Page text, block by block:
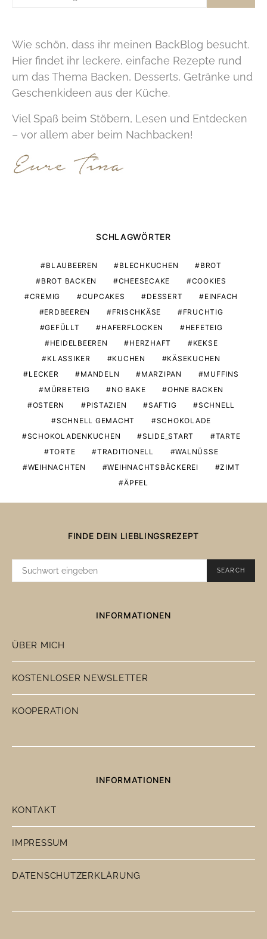
Wie schön, dass ihr meinen BackBlog besucht.
Hier findet ihr leckere, einfache Rezepte rund
um das Thema Backen, Desserts, Getränke und
Geschenkideen aus der Küche.
Viel Spaß beim Stöbern, Lesen und Entdecken
– vor allem aber beim Nachbacken!
SCHLAGWÖRTER
BLAUBEEREN BLECHKUCHEN
BROT
BROT BACKEN
CHEESECAKE
COOKIES
CREMIG
CUPCAKES DESSERT
EINFACH
ERDBEEREN
FRISCHKÄSE
FRUCHTIG
GEFÜLLT
HAFERFLOCKEN
HEFETEIG
HEIDELBEEREN
HERZHAFT
KEKSE
KLASSIKER
KUCHEN
KÄSEKUCHEN
LECKER
MANDELN MARZIPAN
MUFFINS
MÜRBETEIG
NO BAKE
OHNE BACKEN
OSTERN
PISTAZIEN SAFTIG
SCHNELL
SCHNELL GEMACHT
SCHOKOLADE
SCHOKOLADENKUCHEN
SLIDE_START
TARTE
TORTE
TRADITIONELL
WALNÜSSE
WEIHNACHTEN
WEIHNACHTSBÄCKEREI
ZIMT
ÄPFEL
FINDE DEIN LIEBLINGSREZEPT
SUCHE
SEARCH
INFORMATIONEN
ÜBER MICH
KOSTENLOSER NEWSLETTER
KOOPERATION
INFORMATIONEN
KONTAKT
IMPRESSUM
DATENSCHUTZERKLÄRUNG